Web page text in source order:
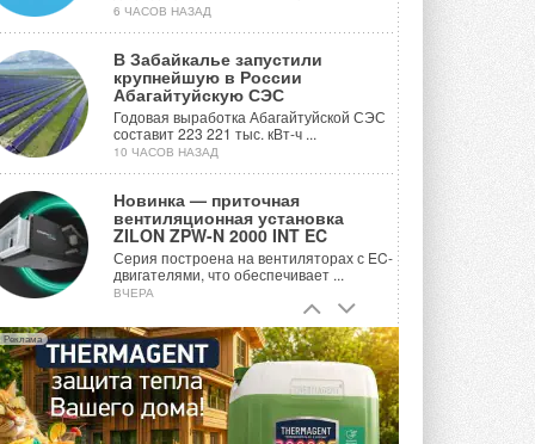
6 ЧАСОВ НАЗАД
В Забайкалье запустили
крупнейшую в России
Абагайтуйскую СЭС
Годовая выработка Абагайтуйской СЭС
составит 223 221 тыс. кВт-ч ...
10 ЧАСОВ НАЗАД
Новинка — приточная
вентиляционная установка
ZILON ZPW-N 2000 INT EC
Серия построена на вентиляторах с EC-
двигателями, что обеспечивает ...
ВЧЕРА
Учёные ЮУрГУ создали
каскадную установку,
объединяющую солнечную и
геотермальную энергию
Природосберегающие технологии ...
ВЧЕРА
Реклама